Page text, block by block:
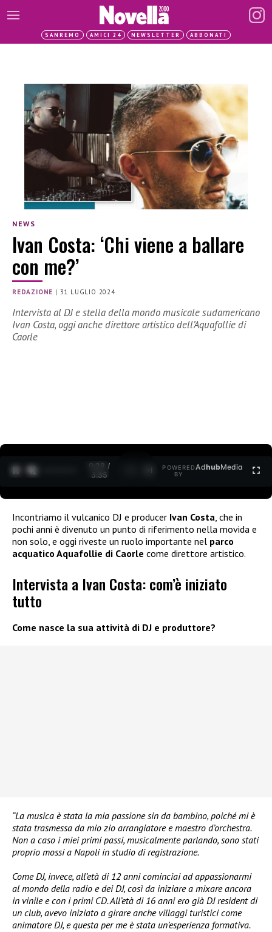
SANREMO AMICI 24 NEWSLETTER ABBONATI
NEWS
Ivan Costa: ‘Chi viene a ballare
con me?’
REDAZIONE | 31 LUGLIO 2024
Intervista al DJ e stella della mondo musicale sudamericano
Ivan Costa, oggi anche direttore artistico dell’Aquafollie di
Caorle
0:30 /
3:35
POWERED
BY
AdhubMedia
Incontriamo il vulcanico DJ e producer Ivan Costa , che in
pochi anni è divenuto un punto di riferimento nella movida e
non solo, e oggi riveste un ruolo importante nel parco
acquatico Aquafollie di Caorle come direttore artistico.
Intervista a Ivan Costa: com’è iniziato
tutto
Come nasce la sua attività di DJ e produttore?
“La musica è stata la mia passione sin da bambino, poiché mi è
stata trasmessa da mio zio arrangiatore e maestro d’orchestra.
Non a caso i miei primi passi, musicalmente parlando, sono stati
proprio mossi a Napoli in studio di registrazione.
Come DJ, invece, all’età di 12 anni cominciai ad appassionarmi
al mondo della radio e dei DJ, così da iniziare a mixare ancora
in vinile e con i primi CD. All’età di 16 anni ero già DJ resident di
un club, avevo iniziato a girare anche villaggi turistici come
animatore DJ, e questa per me è stata un’esperienza formativa.